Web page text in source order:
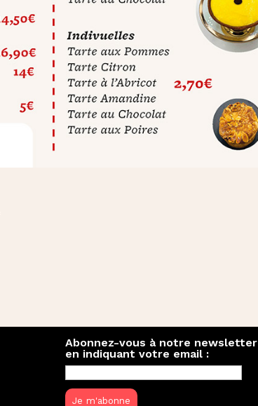
Abonnez-vous à notre newsletter
en indiquant votre email :